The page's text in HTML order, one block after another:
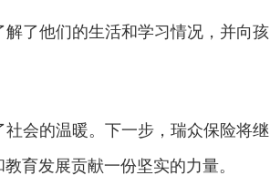
了他们的生活和学习情况，并向孩
会的温暖。下一步，瑞众保险将继
育发展贡献一份坚实的力量。